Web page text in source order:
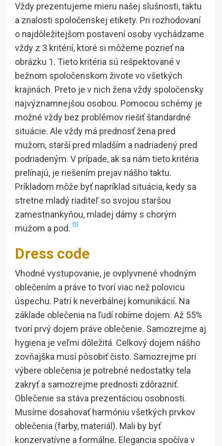
Vždy prezentujeme mieru našej slušnosti, taktu
a znalosti spoločenskej etikety. Pri rozhodovaní
o najdôležitejšom postavení osoby vychádzame
vždy z 3 kritérií, ktoré si môžeme pozrieť na
obrázku 1. Tieto kritéria sú rešpektované v
bežnom spoločenskom živote vo všetkých
krajinách. Preto je v nich žena vždy spoločensky
najvýznamnejšou osobou. Pomocou schémy je
možné vždy bez problémov riešiť štandardné
situácie. Ale vždy má prednosť žena pred
mužom, starší pred mladším a nadriadený pred
podriadeným. V prípade, ak sa nám tieto kritéria
prelínajú, je riešením prejav nášho taktu.
Príkladom môže byť napríklad situácia, kedy sa
stretne mladý riaditeľ so svojou staršou
zamestnankyňou, mladej dámy s chorým
mužom a pod.
[9]
Dress code
Vhodné vystupovanie, je ovplyvnené vhodným
oblečením a práve to tvorí viac než polovicu
úspechu. Patrí k neverbálnej komunikácií. Na
základe oblečenia na ľudí robíme dojem. Až 55%
tvorí prvý dojem práve oblečenie. Samozrejme aj
hygiena je veľmi dôležitá. Celkový dojem nášho
zovňajška musí pôsobiť čisto. Samozrejme pri
výbere oblečenia je potrebné nedostatky tela
zakryť a samozrejme prednosti zdôrazniť.
Oblečenie sa stáva prezentáciou osobnosti.
Musíme dosahovať harmóniu všetkých prvkov
oblečenia (farby, materiál). Mali by byť
konzervatívne a formálne. Elegancia spočíva v